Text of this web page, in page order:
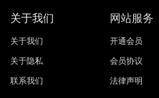
关于我们
关于我们
关于隐私
联系我们
网站服务
开通会员
会员协议
法律声明